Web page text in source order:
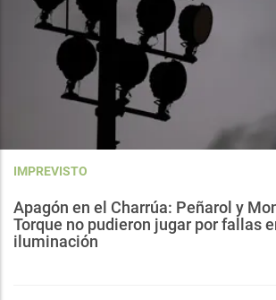
IMPREVISTO
Apagón en el Charrúa: Peñarol y
Torque no pudieron jugar por fallas
iluminación